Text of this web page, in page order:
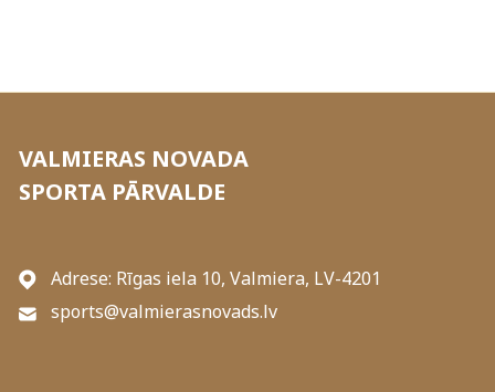
VALMIERAS NOVADA
SPORTA PĀRVALDE
Adrese: Rīgas iela 10, Valmiera, LV-4201
sports@valmierasnovads.lv